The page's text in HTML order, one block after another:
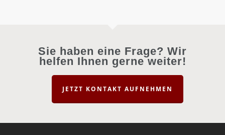
Sie haben eine Frage? Wir
helfen Ihnen gerne weiter!
JETZT KONTAKT AUFNEHMEN